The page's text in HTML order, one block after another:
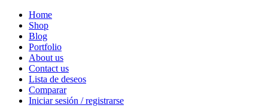
Home
Shop
Blog
Portfolio
About us
Contact us
Lista de deseos
Comparar
Iniciar sesión / registrarse